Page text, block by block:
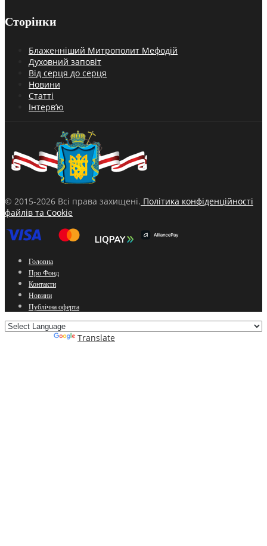
Сторінки
Блаженніший Митрополит Мефодій
Духовний заповіт
Від серця до серця
Новини
Статті
Інтерв’ю
© 2015-2026 Всі права захищені. Політика конфіденційності
файлів та Cookie
Головна
Про Фонд
Контакти
Новини
Публічна оферта
Translate